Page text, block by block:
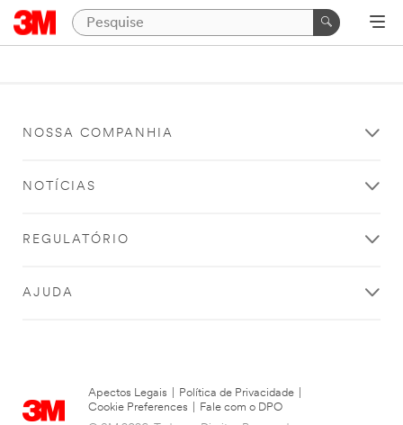
NOSSA COMPANHIA
NOTÍCIAS
REGULATÓRIO
AJUDA
Apectos Legais Política de Privacidade
Cookie Preferences
Fale com o DPO